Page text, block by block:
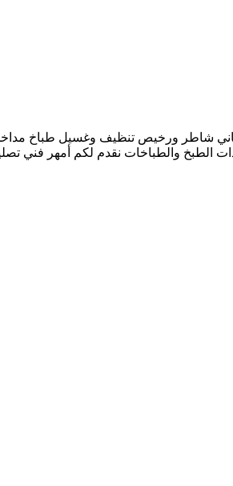
شاطر ورخيص تنظيف وغسيل طباخ مداخن
الطبخ والطباخات نقدم لكم أمهر فني